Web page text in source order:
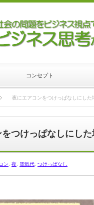
コンセプト
夜にエアコンをつけっぱなしにした
つけっぱなしにし
ン 夜 電気代 つけっぱなし